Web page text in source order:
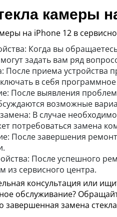
камеры
на iPhone 12 в
Когда вы
задать вам ряд
После приема устройства
в себя
После выявления
возможные
В случае
потребоваться замена
После завершения
После успешного
из сервисного центра.
консультация или
обслуживание?
завершенная замена